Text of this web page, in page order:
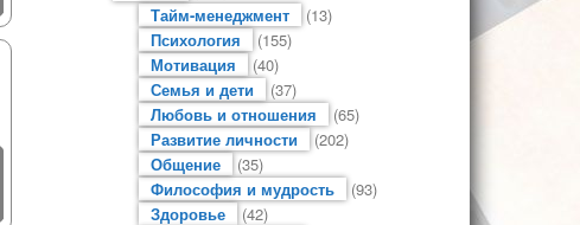
Тайм-менеджмент
(13)
Психология
(155)
Мотивация
(40)
Семья и дети
(37)
Любовь и отношения
(65)
Развитие личности
(202)
Общение
(35)
Философия и мудрость
(93)
Здоровье
(42)